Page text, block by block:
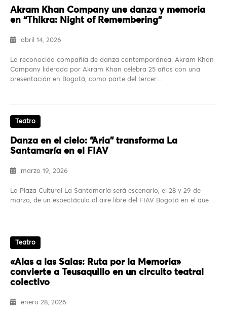
Akram Khan Company une danza y memoria
en “Thikra: Night of Remembering”
abril 14, 2026
La reconocida compañía de danza contemporánea. Akram Khan
Company liderada por Akram Khan celebra 25 años con una
presentación en Bogotá, como parte del tercer…
Teatro
Danza en el cielo: “Aria” transforma La
Santamaría en el FIAV
marzo 19, 2026
La Plaza Cultural La Santamaría será escenario, el 28 y 29 de
marzo, de un espectáculo al aire libre del FIAV Bogotá en el que…
Teatro
«Alas a las Salas: Ruta por la Memoria»
convierte a Teusaquillo en un circuito teatral
colectivo
enero 28, 2026